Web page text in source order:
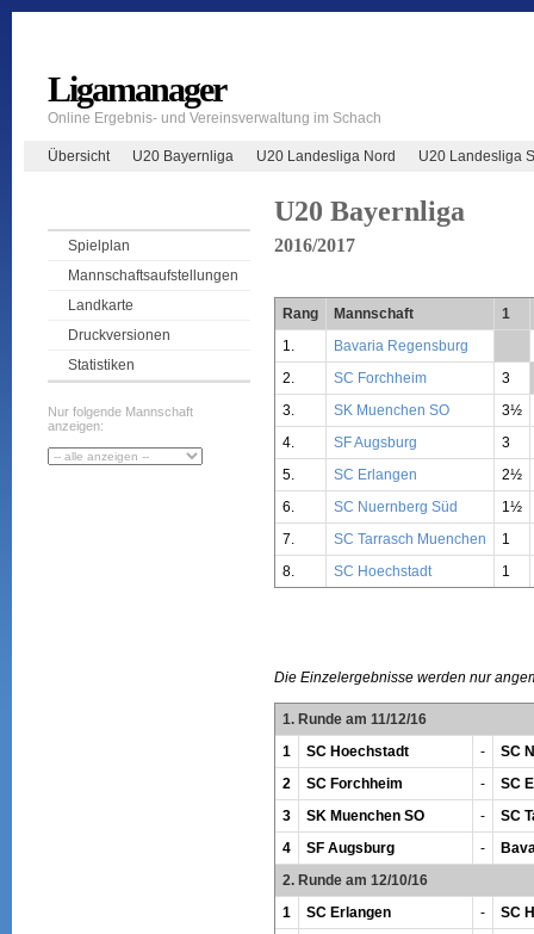
Ligamanager
Online Ergebnis- und Vereinsverwaltung im Schach
Übersicht U20 Bayernliga U20 Landesliga Nord U20 Landesliga
Spielplan
Mannschaftsaufstellungen
Landkarte
Druckversionen
Statistiken
Nur folgende Mannschaft
anzeigen:
U20 Bayernliga
2016/2017
Rang Mannschaft
1
1.
Bavaria Regensburg
2.
SC Forchheim
3
3.
SK Muenchen SO
3½
4.
SF Augsburg
3
5.
SC Erlangen
2½
6.
SC Nuernberg Süd
1½
7.
SC Tarrasch Muenchen
1
8.
SC Hoechstadt 1
Die Einzelergebnisse werden nur
1. Runde am 11/12/16
1
SC Hoechstadt -
SC
2
SC Forchheim -
SC
3
SK Muenchen SO -
SC
4
SF Augsburg -
2. Runde am 12/10/16
1
SC Erlangen -
SC